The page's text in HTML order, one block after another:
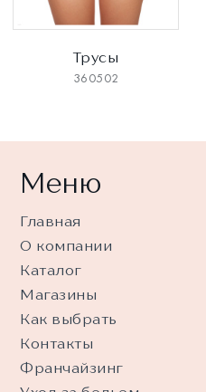
Трусы
360502
Меню
Главная
О компании
Каталог
Магазины
Как выбрать
Контакты
Франчайзинг